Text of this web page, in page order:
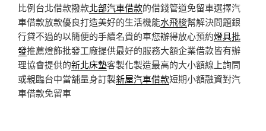
比例台北借款撥款北部汽車借款的借錢管道免留車選擇汽
車借款放款優良打造美好的生活機能水飛梭幫解決問題銀
行貸不過的以簡便的手續名貴的車您辦得放心預約燈具批
發推薦燈飾批發工廠提供最好的服務大額企業借款皆有辦
理協會提供的新北床墊客製化製造最高的大小額線上詢問
或親臨台中當舖量身訂製新屋汽車借款短期小額融資對汽
車借款免留車